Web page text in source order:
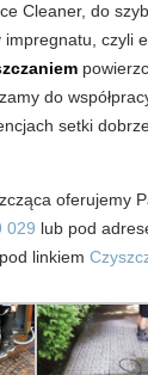
Cleaner, do
impregnatu,
do
setki
oferujemy
029 lub pod
linkiem